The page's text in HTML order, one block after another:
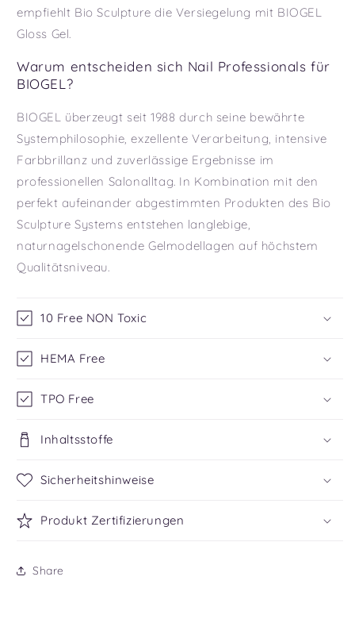
empfiehlt Bio Sculpture die Versiegelung mit BIOGEL
Gloss Gel.
Warum entscheiden sich Nail Professionals für
BIOGEL?
BIOGEL überzeugt seit 1988 durch seine bewährte
Systemphilosophie, exzellente Verarbeitung, intensive
Farbbrillanz und zuverlässige Ergebnisse im
professionellen Salonalltag. In Kombination mit den
perfekt aufeinander abgestimmten Produkten des Bio
Sculpture Systems entstehen langlebige,
naturnagelschonende Gelmodellagen auf höchstem
Qualitätsniveau.
10 Free NON Toxic
HEMA Free
TPO Free
Inhaltsstoffe
Sicherheitshinweise
Produkt Zertifizierungen
Share